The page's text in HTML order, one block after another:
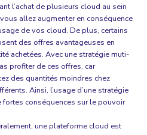
l’achat de plusieurs cloud au sein
allez augmenter en conséquence
de vos cloud. De plus, certains
des offres avantageuses en
achetées. Avec une stratégie muti-
profiter de ces offres, car
des quantités moindres chez
Ainsi, l’usage d’une stratégie
conséquences sur le pouvoir
une plateforme cloud est